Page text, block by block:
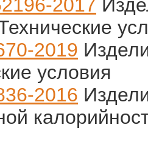
2017
2019
условия
2016